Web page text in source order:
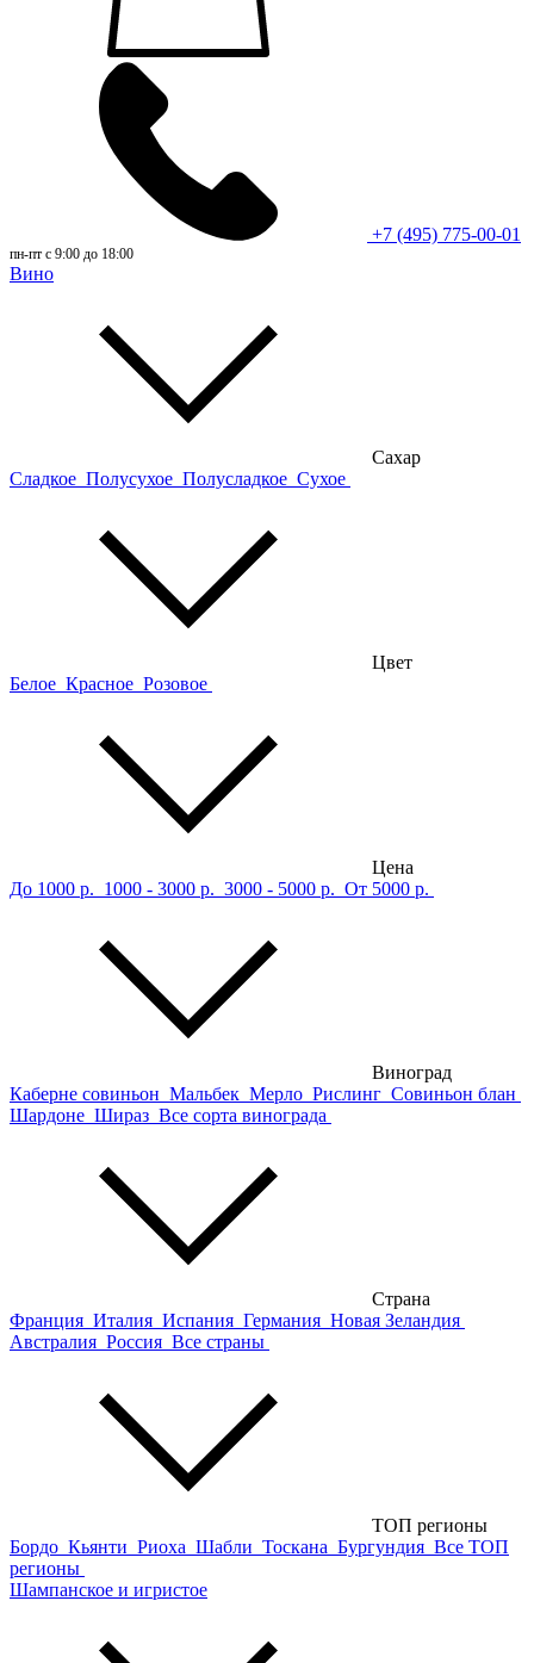
+7 (495) 775-00-01
пн-пт с 9:00 до 18:00
Вино
Сахар
Сладкое Полусухое Полусладкое Сухое
Цвет
Белое Красное Розовое
Цена
До 1000 р. 1000 - 3000 р. 3000 - 5000 р. От 5000 р.
Виноград
Каберне совиньон Мальбек Мерло Рислинг Совиньон блан
Шардоне Шираз Все сорта винограда
Страна
Франция Италия Испания Германия Новая Зеландия
Австралия Россия Все страны
ТОП регионы
Бордо Кьянти Риоха Шабли Тоскана Бургундия Все ТОП
регионы
Шампанское и игристое